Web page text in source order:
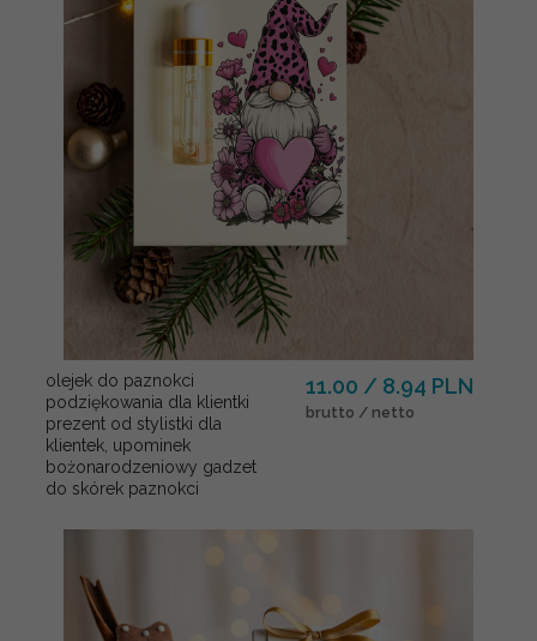
olejek do paznokci
podziękowania dla klientki
prezent od stylistki dla
klientek, upominek
bożonarodzeniowy gadzet
do skórek paznokci
11.00 / 8.94 PLN
brutto / netto